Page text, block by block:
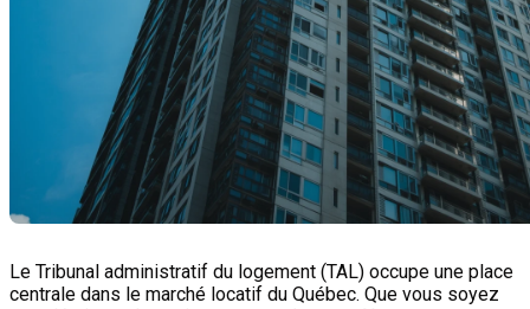
Le Tribunal administratif du logement (TAL) occupe une place
centrale dans le marché locatif du Québec. Que vous soyez